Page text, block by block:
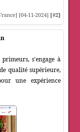
[04-11-2024] [#2]
s'engage à
qualité supérieure,
une expérience